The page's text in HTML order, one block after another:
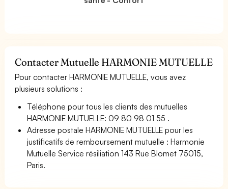
Contacter Mutuelle HARMONIE MUTUELLE
Pour contacter HARMONIE MUTUELLE, vous avez
plusieurs solutions :
Téléphone pour tous les clients des mutuelles
HARMONIE MUTUELLE: 09 80 98 01 55 .
Adresse postale HARMONIE MUTUELLE pour les
justificatifs de remboursement mutuelle : Harmonie
Mutuelle Service résiliation 143 Rue Blomet 75015,
Paris.